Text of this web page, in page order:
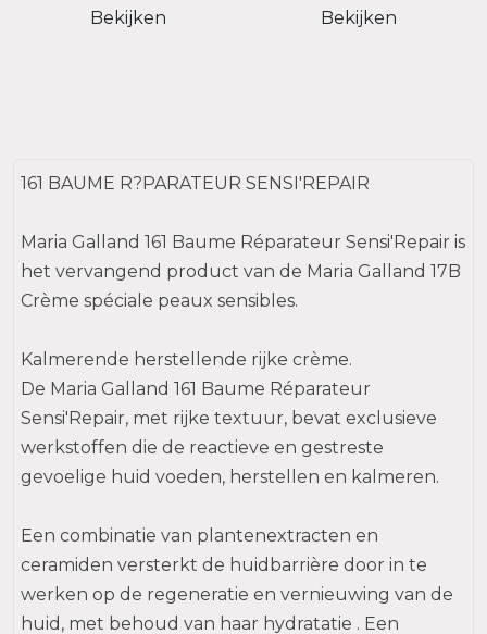
décolleté na 140 Sérum Sensi'Repair.
Bekijken Bekijken
161 BAUME R?PARATEUR SENSI'REPAIR
Maria Galland 161 Baume Réparateur Sensi'Repair is
het vervangend product van de Maria Galland 17B
Crème spéciale peaux sensibles.
Kalmerende herstellende rijke crème.
De Maria Galland 161 Baume Réparateur
Sensi'Repair, met rijke textuur, bevat exclusieve
werkstoffen die de reactieve en gestreste
gevoelige huid voeden, herstellen en kalmeren.
Een combinatie van plantenextracten en
ceramiden versterkt de huidbarrière door in te
werken op de regeneratie en vernieuwing van de
huid, met behoud van haar hydratatie . Een